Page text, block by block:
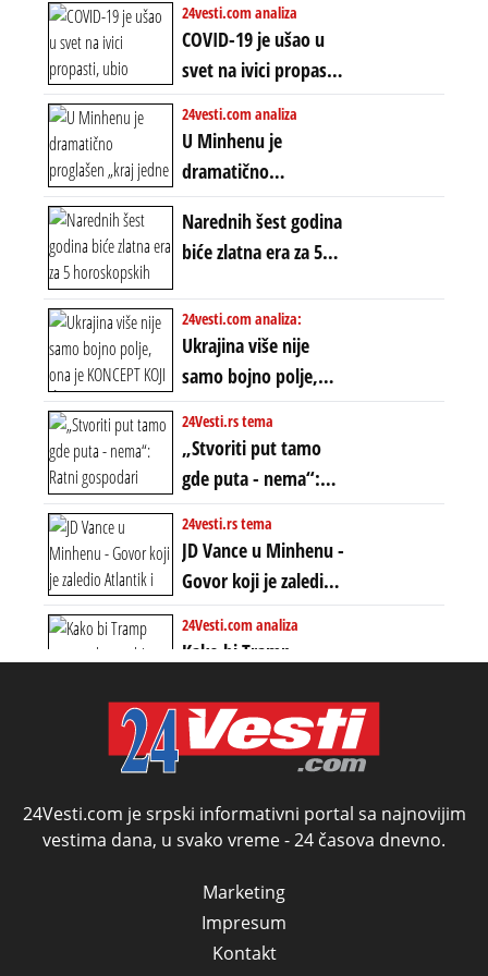
ZAŠTO SE DEŠAVA
EKSTREMNA
POLARIZACIJA?
24vesti.com analiza
COVID-19 je ušao u
svet na ivici propasti,
ubio milione, ali je
spasao sistem
24vesti.com analiza
U Minhenu je
dramatično
proglašen „kraj jedne
ere“, ali sa
dvostrukom
neistinom: forma te
ere završila se na
istom mestu, ali
prošle godine
Narednih šest godina
biće zlatna era za 5
znakova: Stiže lavina
novca i bogatstva
24vesti.com analiza:
Ukrajina više nije
samo bojno polje,
ona je KONCEPT KOJI
ĆE RASPASTI CEO
ZAPADNI SVET
24Vesti.rs tema
„Stvoriti put tamo
gde puta - nema“:
Ratni gospodari
plaču za starim
poretkom... Bez
ikakve realpolitike u
njima, oni su sada
nebitni kao Zelenski
24vesti.rs tema
JD Vance u Minhenu -
Govor koji je zaledio
Atlantik i duboko
šokirao Evropu (ceo
24Vesti.com analiza
Kako bi Tramp
TREĆI MANDAT -
uprkos 22.
24Vesti.com je srpski informativni portal sa najnovijim
vestima dana, u svako vreme - 24 časova dnevno.
Marketing
Impresum
Kontakt